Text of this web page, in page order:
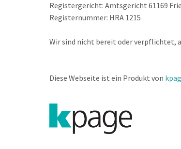
Registergericht: Amtsgericht 61169
Registernummer: HRA 1215
Wir sind nicht bereit oder verpflichtet,
Diese Webseite ist ein Produkt von